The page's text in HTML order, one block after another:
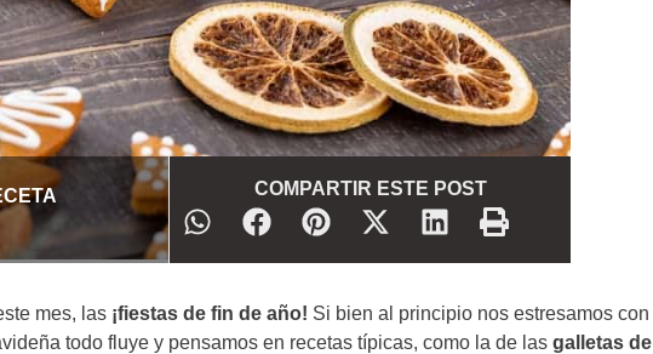
COMPARTIR ESTE POST
mes, las ¡fiestas de fin de año! Si bien al principio nos estresamos con
todo fluye y pensamos en recetas típicas, como la de las galletas de